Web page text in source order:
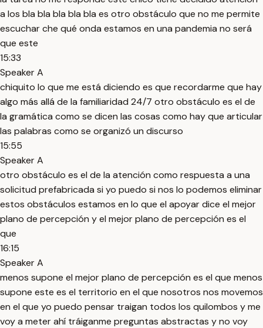
a los bla bla bla bla bla es otro obstáculo que no me permite
escuchar che qué onda estamos en una pandemia no será
que este
15:33
Speaker A
chiquito lo que me está diciendo es que recordarme que hay
algo más allá de la familiaridad 24/7 otro obstáculo es el de
la gramática como se dicen las cosas como hay que articular
las palabras como se organizó un discurso
15:55
Speaker A
otro obstáculo es el de la atención como respuesta a una
solicitud prefabricada si yo puedo si nos lo podemos eliminar
estos obstáculos estamos en lo que el apoyar dice el mejor
plano de percepción y el mejor plano de percepción es el
que
16:15
Speaker A
menos supone el mejor plano de percepción es el que menos
supone este es el territorio en el que nosotros nos movemos
en el que yo puedo pensar traigan todos los quilombos y me
voy a meter ahí tráiganme preguntas abstractas y no voy